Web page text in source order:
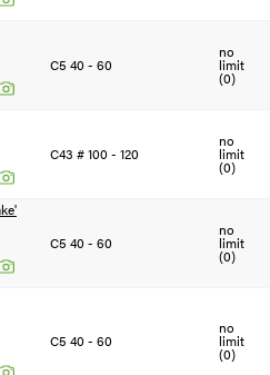
C5 40 - 60
no
limit
(0)
C43 # 100 - 120
no
limit
(0)
C5 40 - 60
no
limit
(0)
C5 40 - 60
no
limit
(0)